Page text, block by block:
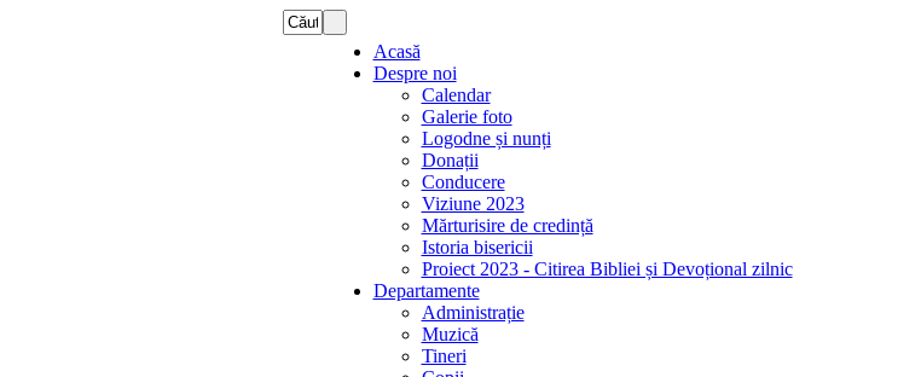
Acasă
Despre noi
Calendar
Galerie foto
Logodne și nunți
Donații
Conducere
Viziune 2023
Mărturisire de credință
Istoria bisericii
Proiect 2023 - Citirea Bibliei și Devoțional zilnic
Departamente
Administrație
Muzică
Tineri